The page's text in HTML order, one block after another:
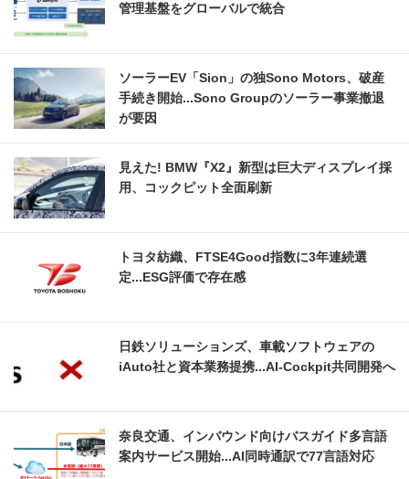
管理基盤をグローバルで統合
ソーラーEV「Sion」の独Sono Motors、破産
手続き開始...Sono Groupのソーラー事業撤退
が要因
見えた! BMW『X2』新型は巨大ディスプレイ採
用、コックピット全面刷新
トヨタ紡織、FTSE4Good指数に3年連続選
定...ESG評価で存在感
日鉄ソリューションズ、車載ソフトウェアの
iAuto社と資本業務提携...AI-Cockpit共同開発へ
奈良交通、インバウンド向けバスガイド多言語
案内サービス開始...AI同時通訳で77言語対応